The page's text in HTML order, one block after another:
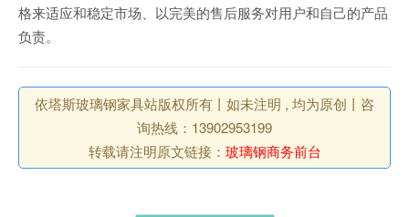
格来适应和稳定市场、以完美的售后服务对用户和自己的产品
负责。
依塔斯玻璃钢家具站版权所有丨如未注明 , 均为原创丨咨
询热线：13902953199
转载请注明原文链接： 玻璃钢商务前台